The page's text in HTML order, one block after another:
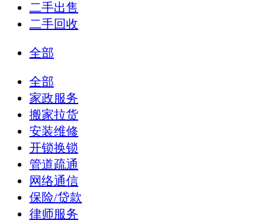
二手出售
二手回收
全部
全部
家政服务
搬家拉货
安装维修
开锁换锁
管道疏通
网络通信
保险/贷款
律师服务